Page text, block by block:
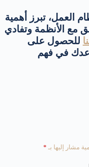
العمل، تبرز أهمية
مع الأنظمة وتفادي
للحصول على
في فهم
مشار إليها بـ *